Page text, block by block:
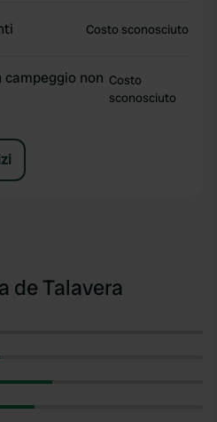
Costo sconosciuto
non Costo
sconosciuto
de Talavera